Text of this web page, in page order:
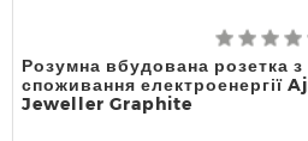
Розумна вбудована розетка
споживання електроенергії
Jeweller Graphite